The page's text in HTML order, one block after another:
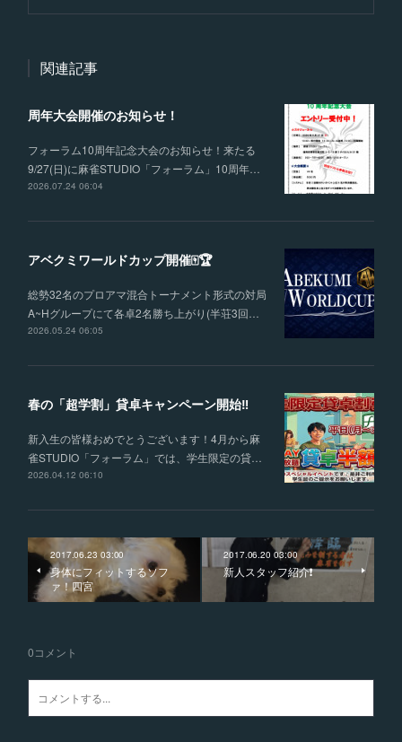
関連記事
周年大会開催のお知らせ！
フォーラム10周年記念大会のお知らせ！来たる
9/27(日)に麻雀STUDIO「フォーラム」10周年…
2026.07.24 06:04
アベクミワールドカップ開催🀄🏆
総勢32名のプロアマ混合トーナメント形式の対局
A~Hグループにて各卓2名勝ち上がり(半荘3回…
2026.05.24 06:05
春の「超学割」貸卓キャンペーン開始‼
新入生の皆様おめでとうございます！4月から麻
雀STUDIO「フォーラム」では、学生限定の貸…
2026.04.12 06:10
2017.06.23 03:00
身体にフィットするソフ
ァ！四宮
2017.06.20 03:00
新人スタッフ紹介❗️
0コメント